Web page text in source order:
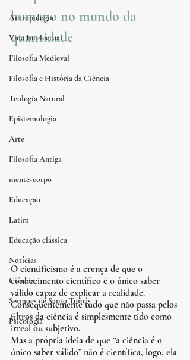
Antropologia
Vida Intelectual
Filosofia Medieval
Filosofia e História da Ciência
Teologia Natural
Epistemologia
Arte
Filosofia Antiga
mente-corpo
Educação
Latim
Educação clássica
Notícias
Ciência
Sermões de Santo Tomás
Psicologia
humano no mundo da
quantidade
O cientificismo é a crença de que o
conhecimento científico é o único saber
válido capaz de explicar a realidade.
Consequentemente tudo que não passa pelos
filtros da ciência é simplesmente tido como
irreal ou subjetivo.
Mas a própria ideia de que “a ciência é o
único saber válido” não é científica, logo, ela